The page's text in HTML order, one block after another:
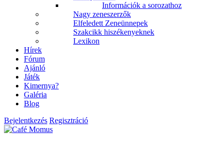
Információk a sorozathoz
Nagy zeneszerzők
Elfeledett Zeneünnepek
Szakcikk hiszékenyeknek
Lexikon
Hírek
Fórum
Ajánló
Játék
Kimernya?
Galéria
Blog
Bejelentkezés Regisztráció